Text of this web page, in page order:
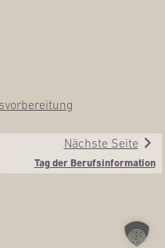
Nächste Seite
Tag der Berufsinformation